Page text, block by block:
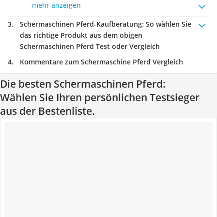
mehr anzeigen
Schermaschinen Pferd-Kaufberatung: So wählen Sie
das richtige Produkt aus dem obigen
Schermaschinen Pferd Test oder Vergleich
Kommentare zum Schermaschine Pferd Vergleich
Die besten Schermaschinen Pferd:
Wählen Sie Ihren persönlichen Testsieger
aus der Bestenliste.